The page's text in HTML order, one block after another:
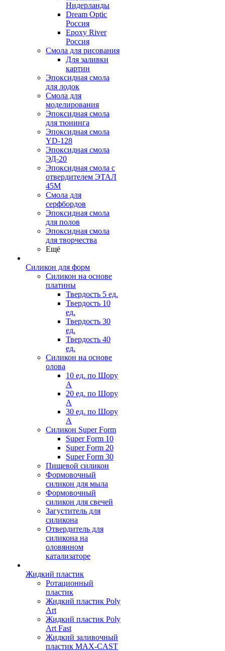
Нидерланды
Dream Optic
Россия
Epoxy River
Россия
Смола для рисования
Для заливки
картин
Эпоксидная смола
для лодок
Смола для
моделирования
Эпоксидная смола
для тюнинга
Эпоксидная смола
YD-128
Эпоксидная смола
ЭД-20
Эпоксидная смола с
отвердителем ЭТАЛ
45М
Смола для
серфбордов
Эпоксидная смола
для полов
Эпоксидная смола
для творчества
Ещё
Силикон для форм
Силикон на основе
платины
Твердость 5 ед.
Твердость 10
ед.
Твердость 30
ед.
Твердость 40
ед.
Силикон на основе
олова
10 ед. по Шору
А
20 ед. по Шору
А
30 ед. по Шору
А
Силикон Super Form
Super Form 10
Super Form 20
Super Form 30
Пищевой силикон
Формовочный
силикон для мыла
Формовочный
силикон для свечей
Загуститель для
силикона
Отвердитель для
силикона на
оловянном
катализаторе
Жидкий пластик
Ротационный
пластик
Жидкий пластик Poly
Art
Жидкий пластик Poly
Art Fast
Жидкий заливочный
пластик MAX-CAST